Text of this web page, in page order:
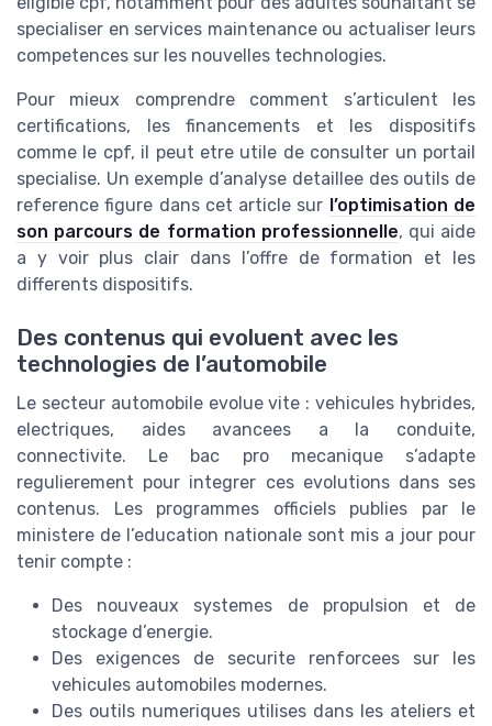
specialiser en services maintenance ou actualiser leurs
competences sur les nouvelles technologies.
Pour mieux comprendre comment s’articulent les
certifications, les financements et les dispositifs
comme le cpf, il peut etre utile de consulter un portail
specialise. Un exemple d’analyse detaillee des outils de
reference figure dans cet article sur l’optimisation de
son parcours de formation professionnelle, qui aide
a y voir plus clair dans l’offre de formation et les
differents dispositifs.
Des contenus qui evoluent avec les
technologies de l’automobile
Le secteur automobile evolue vite : vehicules hybrides,
electriques, aides avancees a la conduite,
connectivite. Le bac pro mecanique s’adapte
regulierement pour integrer ces evolutions dans ses
contenus. Les programmes officiels publies par le
ministere de l’education nationale sont mis a jour pour
tenir compte :
Des nouveaux systemes de propulsion et de
stockage d’energie.
Des exigences de securite renforcees sur les
vehicules automobiles modernes.
Des outils numeriques utilises dans les ateliers et